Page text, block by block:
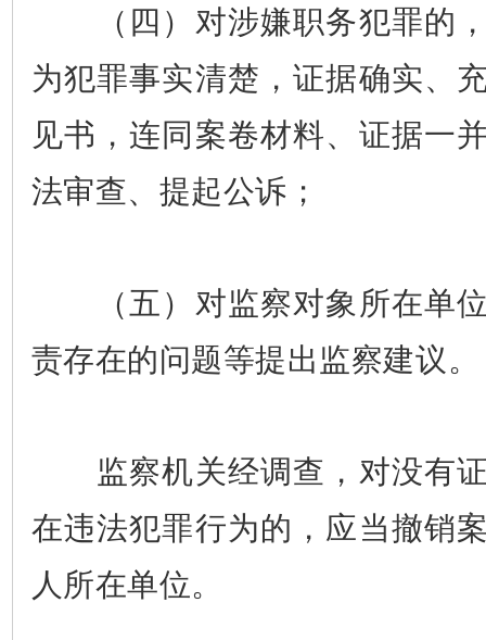
（四）对涉嫌职务犯罪的，
为犯罪事实清楚，证据确实、
见书，连同案卷材料、证据一
法审查、提起公诉；
（五）对监察对象所在单位
责存在的问题等提出监察建议。
监察机关经调查，对没有证
在违法犯罪行为的，应当撤销
人所在单位。